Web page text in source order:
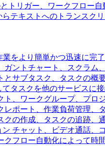
トリガー、ワークフロー
らテキストへのトランスク
業をより簡単かつ迅速に完
ガントチャート、スクラム
とサブタスク、タスクの概
タスクを他のサービスに
ト、ワークグループ、プロ
レポート、作業負荷管理、
クの作成、タスクの追跡、
ン チャット、ビデオ通話、
クフロー自動化によって時